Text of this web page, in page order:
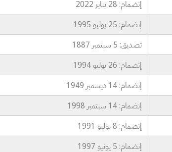
إنضمام: 28 يناير 2022
إنضمام: 25 يوليو 1995
تصديق: 5 سبتمبر 1887
إنضمام: 26 يوليو 1994
إنضمام: 14 ديسمبر 1949
إنضمام: 14 سبتمبر 1998
إنضمام: 8 يوليو 1991
إنضمام: 5 يونيو 1997